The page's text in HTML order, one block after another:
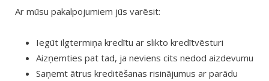
Ar mūsu pakalpojumiem jūs varēsit:
Iegūt ilgtermiņa kredītu ar slikto kredītvēsturi
Aizņemties pat tad, ja neviens cits nedod aizdevumu
Saņemt ātrus kreditēšanas risinājumus ar parādu